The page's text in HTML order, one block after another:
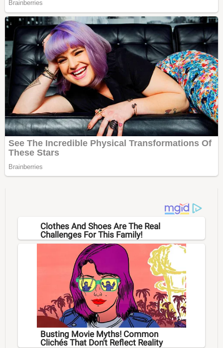
Clothes And Shoes Are The Real
Challenges For This Family!
Busting Movie Myths! Common
Clichés That Don't Reflect Reality